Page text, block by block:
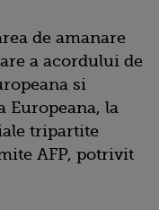
de amanare
a acordului de
si
Europeana, la
tripartite
AFP, potrivit